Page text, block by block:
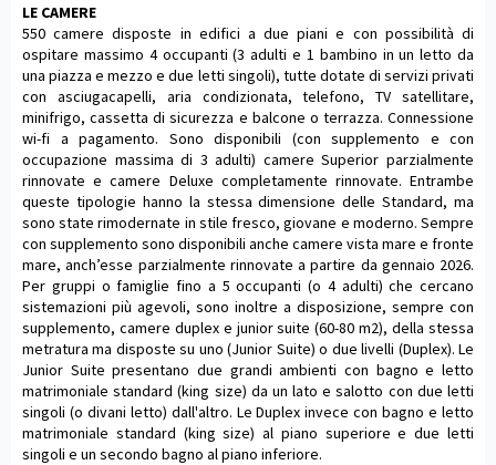
LE CAMERE
550 camere disposte in edifici a due piani e con possibilità di
ospitare massimo 4 occupanti (3 adulti e 1 bambino in un letto da
una piazza e mezzo e due letti singoli), tutte dotate di servizi privati
con asciugacapelli, aria condizionata, telefono, TV satellitare,
minifrigo, cassetta di sicurezza e balcone o terrazza. Connessione
wi-fi a pagamento. Sono disponibili (con supplemento e con
occupazione massima di 3 adulti) camere Superior parzialmente
rinnovate e camere Deluxe completamente rinnovate. Entrambe
queste tipologie hanno la stessa dimensione delle Standard, ma
sono state rimodernate in stile fresco, giovane e moderno. Sempre
con supplemento sono disponibili anche camere vista mare e fronte
mare, anch’esse parzialmente rinnovate a partire da gennaio 2026.
Per gruppi o famiglie fino a 5 occupanti (o 4 adulti) che cercano
sistemazioni più agevoli, sono inoltre a disposizione, sempre con
supplemento, camere duplex e junior suite (60-80 m2), della stessa
metratura ma disposte su uno (Junior Suite) o due livelli (Duplex). Le
Junior Suite presentano due grandi ambienti con bagno e letto
matrimoniale standard (king size) da un lato e salotto con due letti
singoli (o divani letto) dall'altro. Le Duplex invece con bagno e letto
matrimoniale standard (king size) al piano superiore e due letti
singoli e un secondo bagno al piano inferiore.